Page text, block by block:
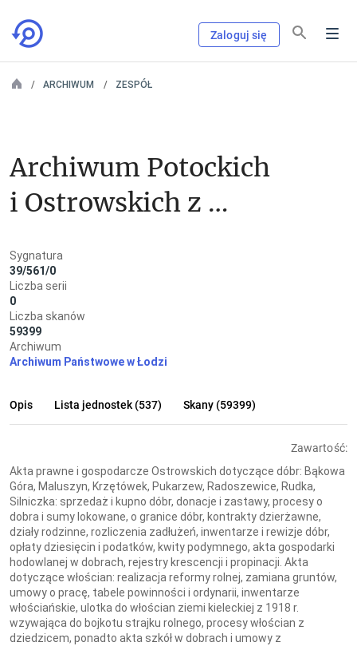
Zaloguj się
ARCHIWUM ZESPÓŁ
Archiwum Potockich
i Ostrowskich z
Sygnatura
39/561/0
Liczba serii
0
Liczba skanów
59399
Archiwum
Archiwum Państwowe w Łodzi
Opis Lista jednostek (537) Skany (59399)
Zawartość:
Akta prawne i gospodarcze Ostrowskich dotyczące dóbr: Bąkowa
Góra, Maluszyn, Krzętówek, Pukarzew, Radoszewice, Rudka,
Silniczka: sprzedaż i kupno dóbr, donacje i zastawy, procesy o
dobra i sumy lokowane, o granice dóbr, kontrakty dzierżawne,
działy rodzinne, rozliczenia zadłużeń, inwentarze i rewizje dóbr,
opłaty dziesięcin i podatków, kwity podymnego, akta gospodarki
hodowlanej w dobrach, rejestry krescencji i propinacji. Akta
dotyczące włościan: realizacja reformy rolnej, zamiana gruntów,
umowy o pracę, tabele powinności i ordynarii, inwentarze
włościańskie, ulotka do włościan ziemi kieleckiej z 1918 r.
wzywająca do bojkotu strajku rolnego, procesy włościan z
dziedzicem, ponadto akta szkół w dobrach i umowy z